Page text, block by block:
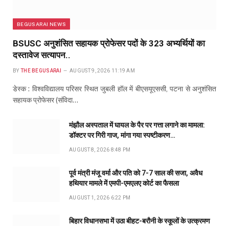
BEGUSARAI NEWS
BSUSC अनुशंसित सहायक प्रोफेसर पदों के 323 अभ्यर्थियों का
दस्तावेज सत्यापन..
BY THE BEGUSARAI AUGUST 9, 2026 11:19 AM
डेस्क : विश्वविद्यालय परिसर स्थित जुबली हॉल में बीएसयूएससी, पटना से अनुशंसित
सहायक प्रोफेसर (संविदा…
मंझौल अस्पताल में घायल के पैर पर गत्ता लगाने का मामला:
डॉक्टर पर गिरी गाज, मांगा गया स्पष्टीकरण…
AUGUST 8, 2026 8:48 PM
पूर्व मंत्री मंजू वर्मा और पति को 7-7 साल की सजा, अवैध
हथियार मामले में एमपी-एमएलए कोर्ट का फैसला
AUGUST 1, 2026 6:22 PM
बिहार विधानसभा में उठा बीहट-बरौनी के स्कूलों के उत्क्रमण